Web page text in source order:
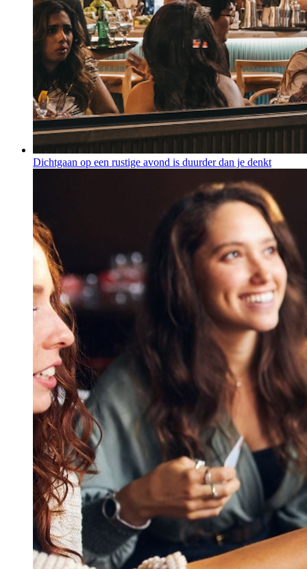
Dichtgaan op een rustige avond is duurder dan je denkt